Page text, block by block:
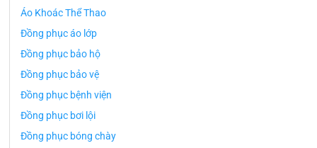
Áo Khoác Thể Thao
Đồng phục áo lớp
Đồng phục bảo hộ
Đồng phục bảo vệ
Đồng phục bệnh viện
Đồng phục bơi lội
Đồng phục bóng chày